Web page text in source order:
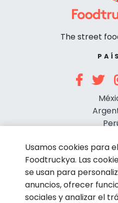
The street
PAÍS
Usamos cookies para
Foodtruckya. Las
se usan para
anuncios, ofrecer
sociales y analizar el